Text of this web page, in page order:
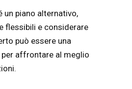
un piano alternativo,
flessibili e considerare
può essere una
affrontare al meglio